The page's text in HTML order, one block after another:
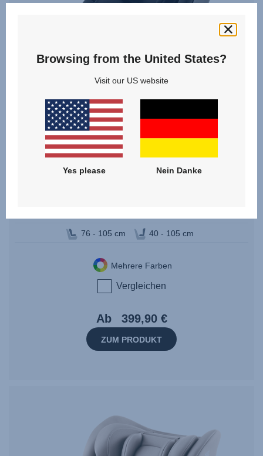
DUALFIX PLUS
76 - 105 cm 40 - 105 cm
Mehrere Farben
Vergleichen
Ab 399,90 €
ZUM PRODUKT
Browsing from the United States?
Visit our US website
Yes please Nein Danke